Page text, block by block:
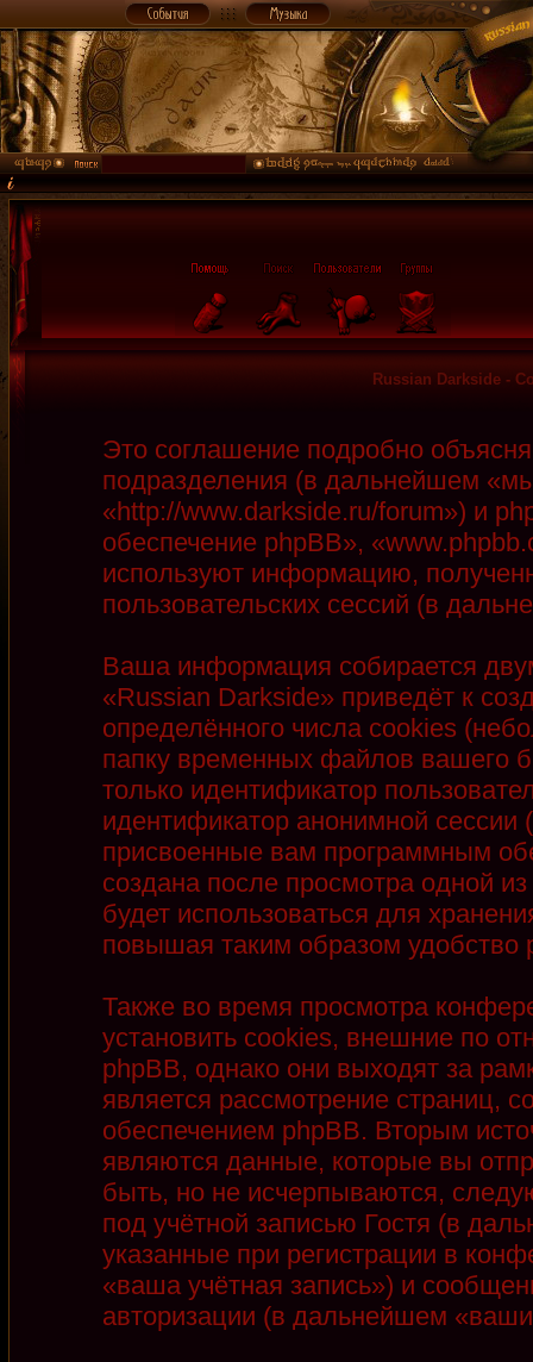
Russian Darkside -
Это соглашение подробно
подразделения (в дальнейшем
«http://www.darkside.ru/forum») и
обеспечение phpBB»,
используют информацию,
пользовательских сессий (в
Ваша информация собирается
«Russian Darkside» приведёт к
определённого числа cookies
папку временных файлов вашего
только идентификатор
идентификатор анонимной
присвоенные вам программным
создана после просмотра одной
будет использоваться для
повышая таким образом
Также во время просмотра
установить cookies, внешние по
phpBB, однако они выходят за
является рассмотрение страниц,
обеспечением phpBB. Вторым
являются данные, которые вы
быть, но не исчерпываются,
под учётной записью Гостя (в
указанные при регистрации в
«ваша учётная запись») и
авторизации (в дальнейшем